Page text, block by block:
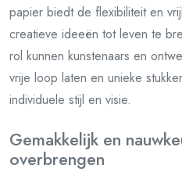
papier biedt de flexibiliteit en
creatieve ideeën tot leven te
rol kunnen kunstenaars en
vrije loop laten en unieke
individuele stijl en visie.
Gemakkelijk en
overbrengen